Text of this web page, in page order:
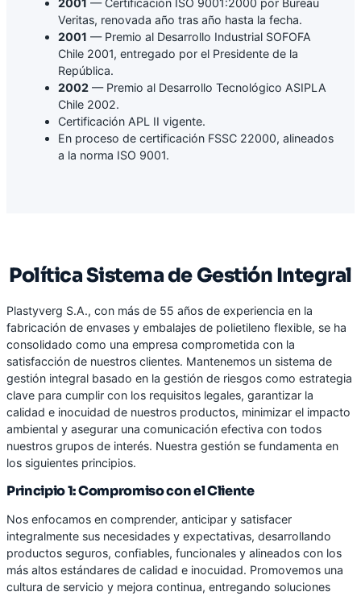
2001 — Certificación ISO 9001:2000 por Bureau
Veritas, renovada año tras año hasta la fecha.
2001 — Premio al Desarrollo Industrial SOFOFA
Chile 2001, entregado por el Presidente de la
República.
2002 — Premio al Desarrollo Tecnológico ASIPLA
Chile 2002.
Certificación APL II vigente.
En proceso de certificación FSSC 22000, alineados
a la norma ISO 9001.
Política Sistema de Gestión Integral
Plastyverg S.A., con más de 55 años de experiencia en la
fabricación de envases y embalajes de polietileno flexible, se ha
consolidado como una empresa comprometida con la
satisfacción de nuestros clientes. Mantenemos un sistema de
gestión integral basado en la gestión de riesgos como estrategia
clave para cumplir con los requisitos legales, garantizar la
calidad e inocuidad de nuestros productos, minimizar el impacto
ambiental y asegurar una comunicación efectiva con todos
nuestros grupos de interés. Nuestra gestión se fundamenta en
los siguientes principios.
Principio 1: Compromiso con el Cliente
Nos enfocamos en comprender, anticipar y satisfacer
integralmente sus necesidades y expectativas, desarrollando
productos seguros, confiables, funcionales y alineados con los
más altos estándares de calidad e inocuidad. Promovemos una
cultura de servicio y mejora continua, entregando soluciones